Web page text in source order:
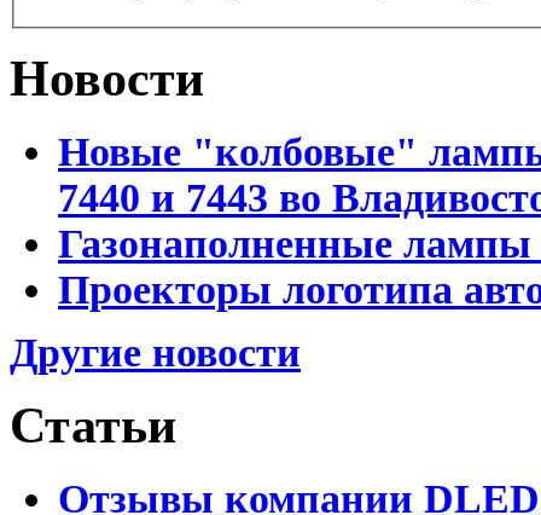
Новости
Новые "колбовые"
7440 и 7443 во
Газонаполненные лампы
Проекторы логотипа
Другие новости
Статьи
Отзывы компании DLED